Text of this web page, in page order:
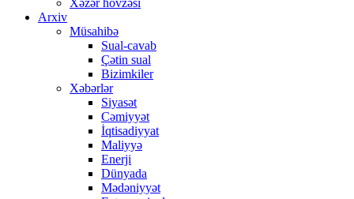
Xəzər hövzəsi
Arxiv
Müsahibə
Sual-cavab
Çətin sual
Bizimkiler
Xəbərlər
Siyasət
Cəmiyyət
İqtisadiyyat
Maliyyə
Enerji
Dünyada
Mədəniyyət